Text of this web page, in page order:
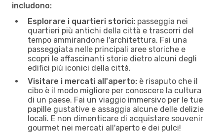
includono:
Esplorare i quartieri storici: passeggia nei
quartieri più antichi della città e trascorri del
tempo ammirandone l'architettura. Fai una
passeggiata nelle principali aree storiche e
scopri le affascinanti storie dietro alcuni degli
edifici più iconici della città.
Visitare i mercati all'aperto: è risaputo che il
cibo è il modo migliore per conoscere la cultura
di un paese. Fai un viaggio immersivo per le tue
papille gustative e assaggia alcune delle delizie
locali. E non dimenticare di acquistare souvenir
gourmet nei mercati all'aperto e dei pulci!